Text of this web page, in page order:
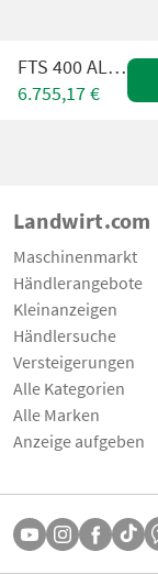
FTS 400 ALPIN
6.755,17 €
Landwirt.com
Maschinenmarkt
Händlerangebote
Kleinanzeigen
Händlersuche
Versteigerungen
Alle Kategorien
Alle Marken
Anzeige aufgeben